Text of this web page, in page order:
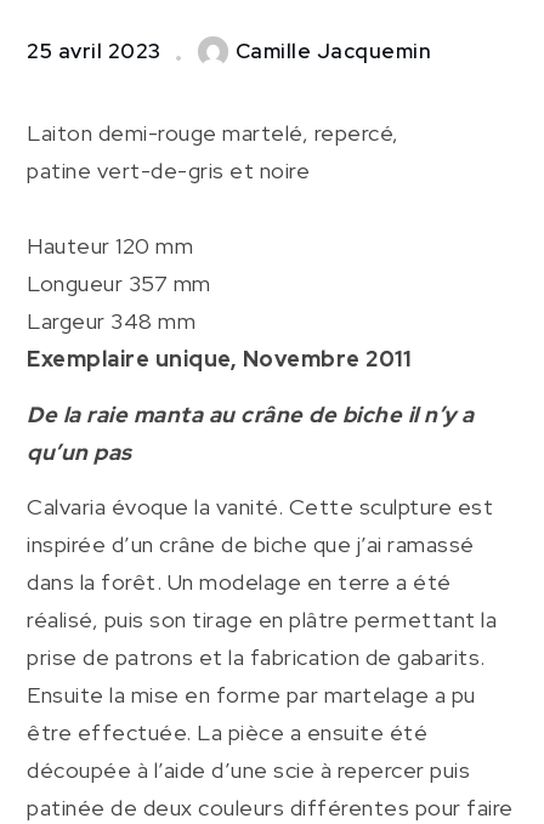
25 avril 2023 Camille Jacquemin
Laiton demi-rouge martelé, repercé,
patine vert-de-gris et noire
Hauteur 120 mm
Longueur 357 mm
Largeur 348 mm
Exemplaire unique, Novembre 2011
De la raie manta au crâne de biche il n’y a
qu’un pas
Calvaria évoque la vanité. Cette sculpture est
inspirée d’un crâne de biche que j’ai ramassé
dans la forêt. Un modelage en terre a été
réalisé, puis son tirage en plâtre permettant la
prise de patrons et la fabrication de gabarits.
Ensuite la mise en forme par martelage a pu
être effectuée. La pièce a ensuite été
découpée à l’aide d’une scie à repercer puis
patinée de deux couleurs différentes pour faire